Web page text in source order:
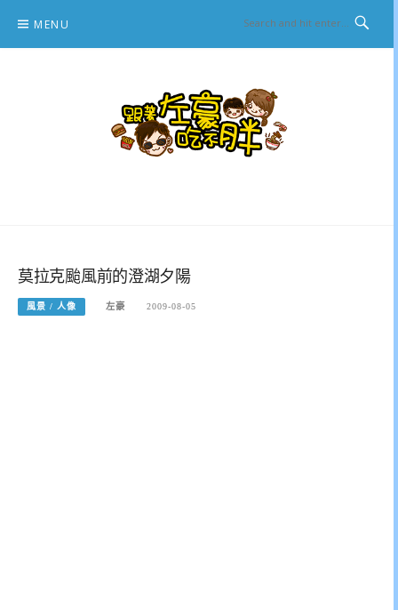
content
MENU
莫拉克颱風前的澄湖夕陽
風景 / 人像 左豪 2009-08-05